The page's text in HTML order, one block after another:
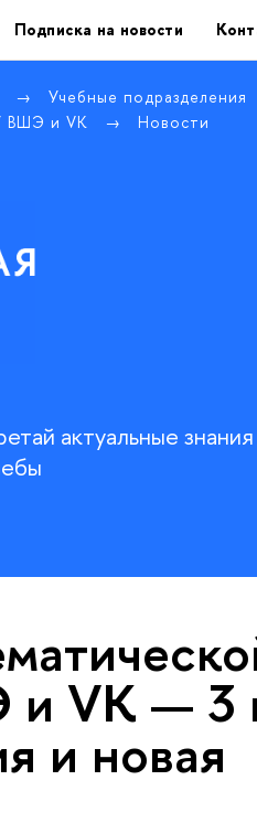
Подписка на новости
Учебные подразделения
ВШЭ и VK Новости
актуальные знания
VK — 3
и новая